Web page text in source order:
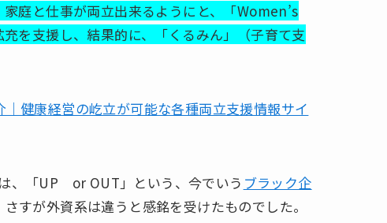
庭と仕事が両立出来るようにと、「Women’s
を支援し、結果的に、「くるみん」（子育て支
健康経営の屹立が可能な各種両立支援情報サイ
、「UP or OUT」という、今でいう ブラック企
すが外資系は違うと感銘を受けたものでした。